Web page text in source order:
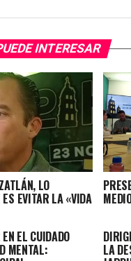
INTERESAR
LO
ES EVITAR LA «VIDA
EL CUIDADO
MENTAL: LA